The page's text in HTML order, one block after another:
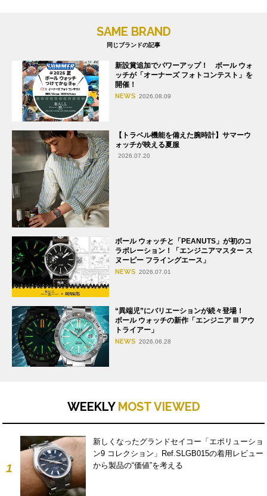
SAME BRAND
同じブランドの記事
新設賞追加でパワーアップ！ ボール ウォ
ッチが「オーナーズ フォトコンテスト」を
開催！
NEWS 2026.08.09
【トラベル機能を備えた腕時計】サマーウ
ォッチが映える夏服
2026.07.20
ボール ウォッチと「PEANUTS」が初のコ
ラボレーション！「エンジニアマスター ス
ヌーピー フライングエース」
NEWS 2026.07.01
“異端児”にバリエーションが続々登場！
ボール ウォッチの新作「エンジニア III アウ
トライアー」
NEWS 2026.06.28
WEEKLY MOST VIEWED
1
新しくなったグランドセイコー「エボリューショ
ン9 コレクション」Ref.SLGB015の着用レビュー
から製品の“価値”を考える